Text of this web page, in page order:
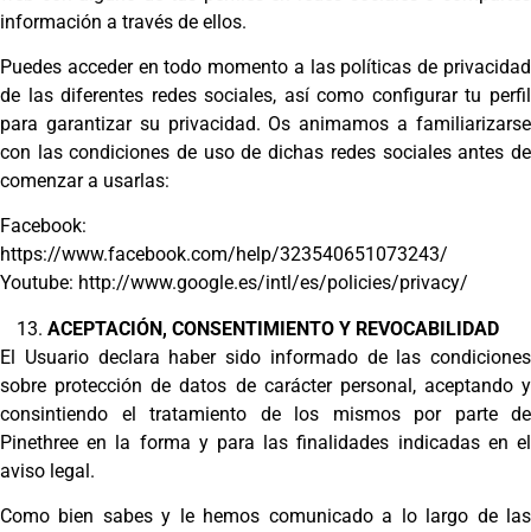
información a través de ellos.
Puedes acceder en todo momento a las políticas de privacidad
de las diferentes redes sociales, así como configurar tu perfil
para garantizar su privacidad. Os animamos a familiarizarse
con las condiciones de uso de dichas redes sociales antes de
comenzar a usarlas:
Facebook:
https://www.facebook.com/help/323540651073243/
Youtube: http://www.google.es/intl/es/policies/privacy/
ACEPTACIÓN, CONSENTIMIENTO Y REVOCABILIDAD
El Usuario declara haber sido informado de las condiciones
sobre protección de datos de carácter personal, aceptando y
consintiendo el tratamiento de los mismos por parte de
Pinethree en la forma y para las finalidades indicadas en el
aviso legal.
Como bien sabes y le hemos comunicado a lo largo de las